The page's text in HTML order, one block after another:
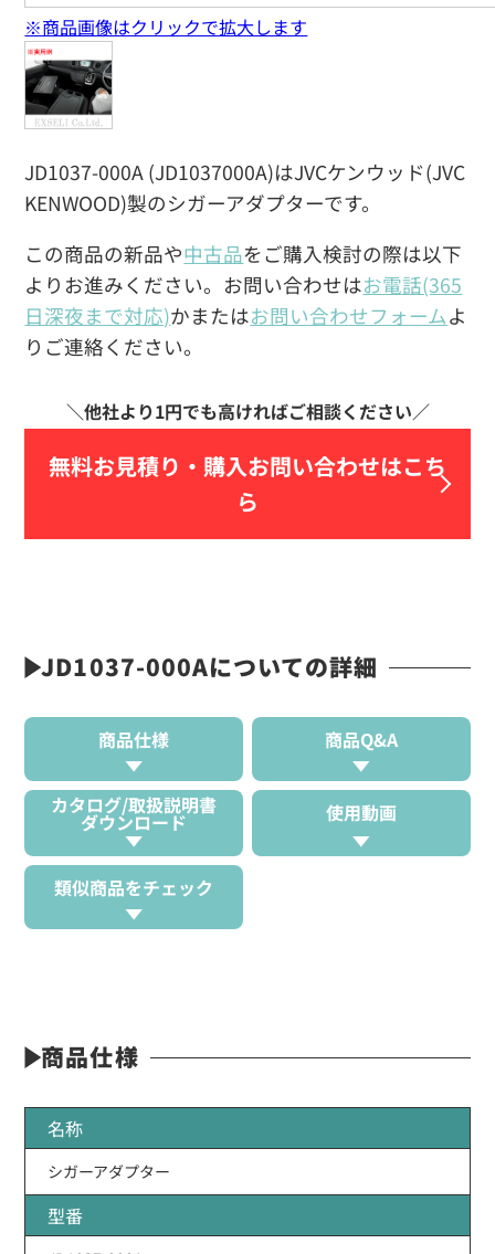
JD1037-000A (JD1037000A)はJVCケンウッド(JVC
KENWOOD)製のシガーアダプターです。
この商品の新品や中古品をご購入検討の際は以下
よりお進みください。お問い合わせはお電話(365
日深夜まで対応)かまたはお問い合わせフォームよ
りご連絡ください。
無料お見積り・ 購入お問い合わせはこち
ら
※商品画像はクリックで拡大します
JD1037-000Aについての詳細
商品仕様 商品Q&A
カタログ/取扱説明書
ダウンロード 使用動画
類似商品をチェック
商品仕様
名称
シガーアダプター
型番